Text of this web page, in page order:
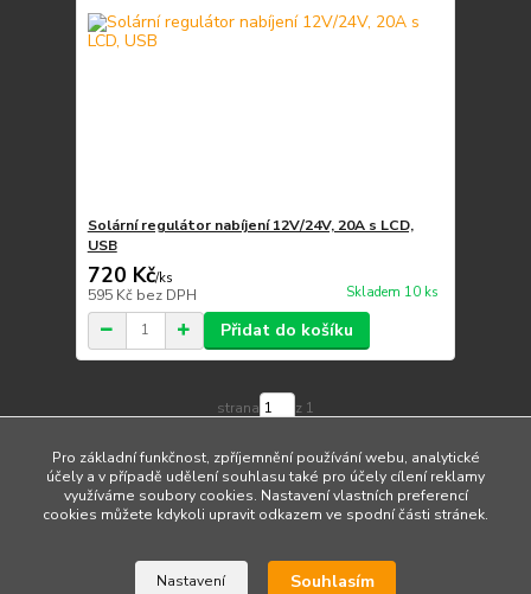
Solární regulátor nabíjení 12V/24V, 20A s LCD,
USB
720 Kč/ks
595 Kč bez DPH Skladem 10 ks
Přidat do košíku
strana z 1
Upravit sběr cookies.
Pro základní funkčnost, zpříjemnění používání webu, analytické
účely a v případě udělení souhlasu také pro účely cílení reklamy
využíváme soubory cookies. Nastavení vlastních preferencí
cookies můžete kdykoli upravit odkazem ve spodní části stránek.
Nastavení Souhlasím